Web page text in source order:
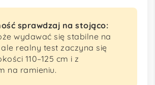
sprawdzaj na stojąco:
wydawać się stabilne na
realny test zaczyna się
110–125 cm i z
na ramieniu.